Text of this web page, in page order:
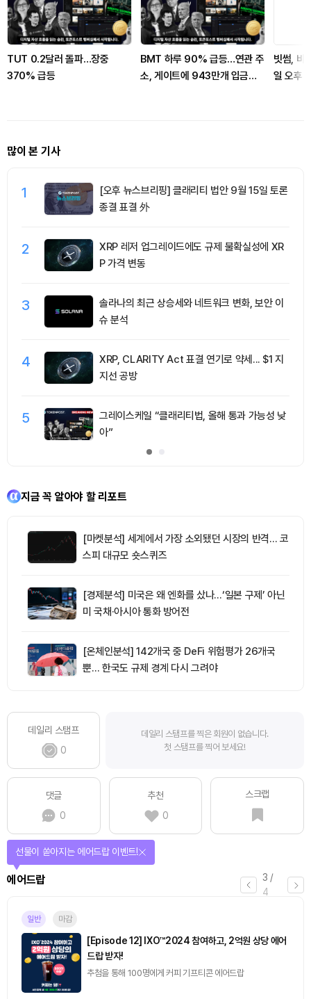
TUT 0.2달러 돌파…장중
370% 급등
BMT 하루 90% 급등…연관 주
소, 게이트에 943만개 입금했
빗썸, 바
일 오후
많이 본 기사
1
[오후 뉴스브리핑] 클래리티 법안 9월 15일 토론
종결 표결 外
2
XRP 레저 업그레이드에도 규제 불확실성에 XR
P 가격 변동
3
솔라나의 최근 상승세와 네트워크 변화, 보안 이
슈 분석
4
XRP, CLARITY Act 표결 연기로 약세... $1 지
지선 공방
5
그레이스케일 “클래리티법, 올해 통과 가능성 낮
아”
지금 꼭 알아야 할 리포트
[마켓분석] 세계에서 가장 소외됐던 시장의 반격… 코
스피 대규모 숏스퀴즈
[경제분석] 미국은 왜 엔화를 샀나…‘일본 구제’ 아닌
미 국채·아시아 통화 방어전
[온체인분석] 142개국 중 DeFi 위험평가 26개국
뿐… 한국도 규제 경계 다시 그려야
데일리 스탬프
0
데일리 스탬프를 찍은 회원이 없습니다.
첫 스탬프를 찍어 보세요!
댓글
0
추천
0
스크랩
3 /
4
에어드랍
선물이 쏟아지는 에어드랍 이벤트!
일반 마감
[Episode 12] IXO™2024 참여하고, 2억원 상당 에어
드랍 받자!
추첨을 통해 100명에게 커피 기프티콘 에어드랍